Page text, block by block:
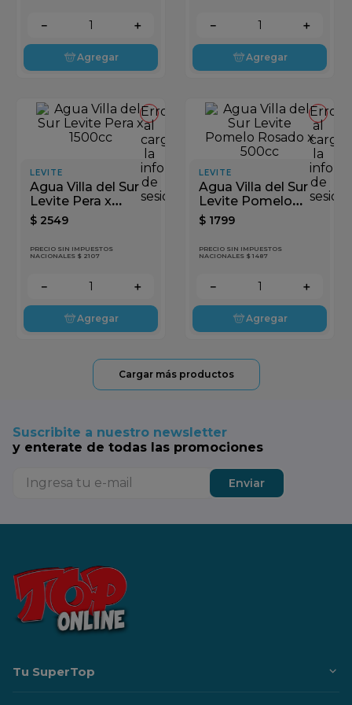
＋
－
Agregar
＋
－
Agregar
Error
al
cargar
la
información
de
sesión
LEVITE
Agua Villa del Sur
Levite Pera x
1500cc
$ 2549
PRECIO SIN IMPUESTOS
NACIONALES $ 2107
＋
－
Agregar
Error
al
cargar
la
de
sesión
LEVITE
Agua Villa del Sur
Levite Pomelo
Rosado x 500cc
$ 1799
PRECIO SIN IMPUESTOS
NACIONALES $ 1487
＋
－
Agregar
Suscribite a nuestro newsletter
y enterate de todas las promociones
Enviar
Tu SuperTop